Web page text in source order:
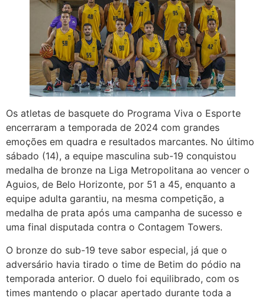
Os atletas de basquete do Programa Viva o Esporte
encerraram a temporada de 2024 com grandes
emoções em quadra e resultados marcantes. No último
sábado (14), a equipe masculina sub-19 conquistou
medalha de bronze na Liga Metropolitana ao vencer o
Aguios, de Belo Horizonte, por 51 a 45, enquanto a
equipe adulta garantiu, na mesma competição, a
medalha de prata após uma campanha de sucesso e
uma final disputada contra o Contagem Towers.
O bronze do sub-19 teve sabor especial, já que o
adversário havia tirado o time de Betim do pódio na
temporada anterior. O duelo foi equilibrado, com os
times mantendo o placar apertado durante toda a